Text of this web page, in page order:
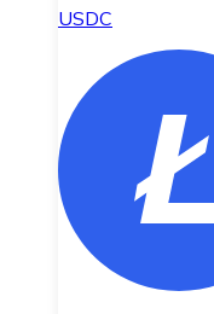
USDC